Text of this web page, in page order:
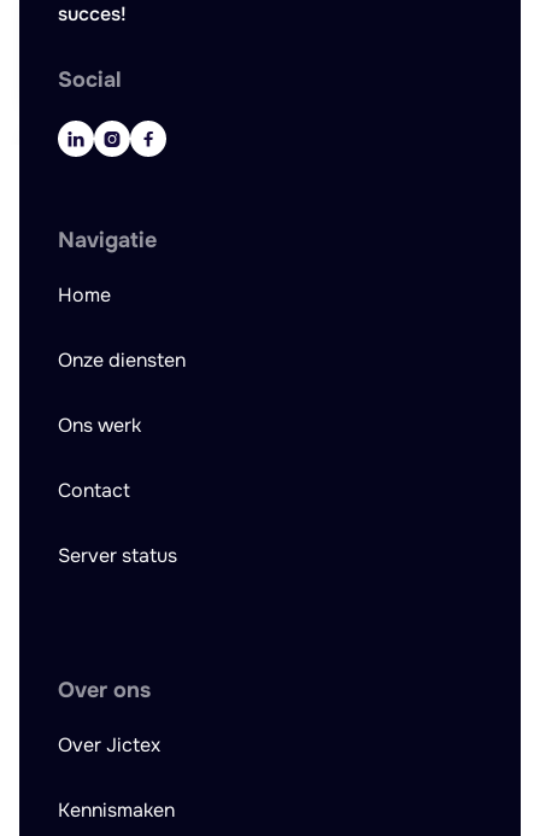
succes!
Social
  
Navigatie
Home
Onze diensten
Ons werk
Contact
Server status
Over ons
Over Jictex
Kennismaken